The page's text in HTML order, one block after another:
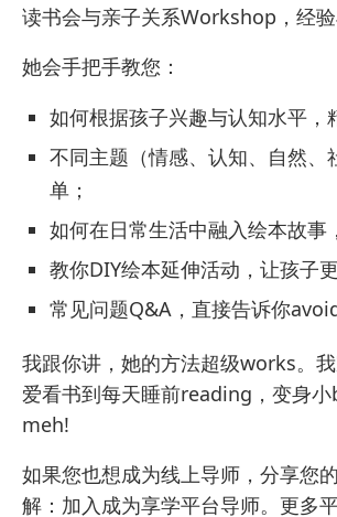
读书会与亲子关系Workshop，经验
她会手把手教您：
如何根据孩子兴趣与认知水平，
不同主题（情感、认知、自然、
单；
如何在日常生活中融入绘本故事
教你DIY绘本延伸活动，让孩子
常见问题Q&A，直接告诉你avoid
我跟你讲，她的方法超级works。
爱看书到每天睡前reading，变身
meh!
如果您也想成为线上导师，分享您
解： 加入成为享学平台导师。更多